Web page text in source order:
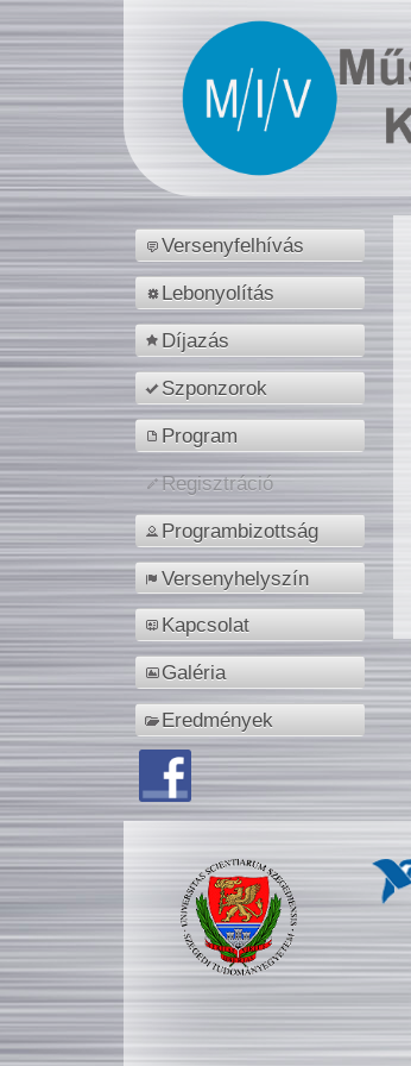
Versenyfelhívás
Lebonyolítás
Díjazás
Szponzorok
Program
Regisztráció
Programbizottság
Versenyhelyszín
Kapcsolat
Galéria
Eredmények